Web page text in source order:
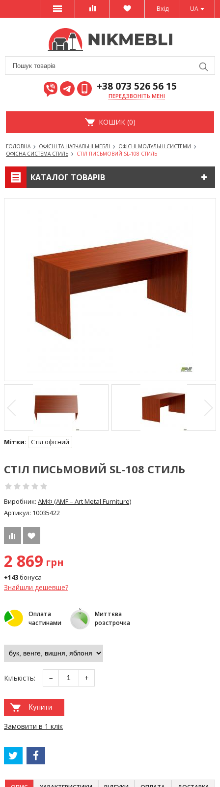
UA
Вхід
+38 073 526 56 15
ПЕРЕДЗВОНІТЬ МЕНІ
КОШИК (0)
ГОЛОВНА ОФІСНІ ТА НАВЧАЛЬНІ МЕБЛІ
ОФІСНІ МОДУЛЬНІ СИСТЕМИ
ОФІСНА СИСТЕМА СТИЛЬ
СТІЛ ПИСЬМОВИЙ SL-108 СТИЛЬ
КАТАЛОГ ТОВАРІВ
Мітки: Стіл офісний
СТІЛ ПИСЬМОВИЙ SL-108 СТИЛЬ
Виробник: АМФ (AMF – Art Metal Furniture)
Артикул: 10035422
2 869 грн
+143бонуса
Знайшли дешевше?
Оплата
частинами
Миттєва
розстрочка
Кількість: − +
Купити
Замовити в 1 клік